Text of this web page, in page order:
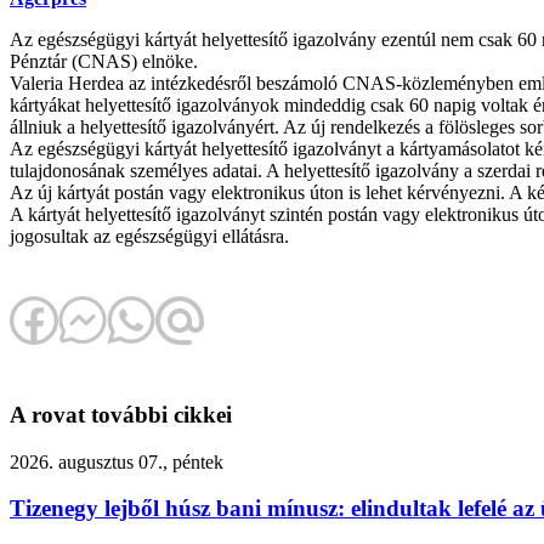
Az egészségügyi kártyát helyettesítő igazolvány ezentúl nem csak
Pénztár (CNAS) elnöke.
Valeria Herdea az intézkedésről beszámoló CNAS-közleményben
kártyákat helyettesítő igazolványok mindeddig csak 60 napig voltak
állniuk a helyettesítő igazolványért. Az új rendelkezés a fölösleges
Az egészségügyi kártyát helyettesítő igazolványt a kártyamásolatot
tulajdonosának személyes adatai. A helyettesítő igazolvány a
Az új kártyát postán vagy elektronikus úton is lehet kérvényezni. A
A kártyát helyettesítő igazolványt szintén postán vagy elektronikus
jogosultak az egészségügyi ellátásra.
A rovat további cikkei
2026. augusztus 07., péntek
Tizenegy lejből húsz bani mínusz: elindultak lefelé